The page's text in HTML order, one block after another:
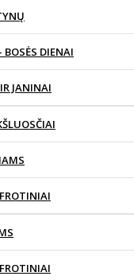
BOSĖS DIENAI
JANINAI
FROTINIAI
FROTINIAI